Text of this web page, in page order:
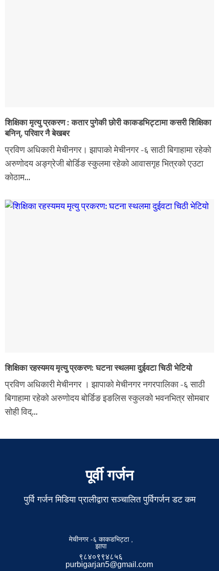
शिक्षिका मृत्यु प्रकरण : कतार पुगेकी छोरी काकडभिट्टामा कसरी शिक्षिका
बनिन्, परिवार नै बेखबर
प्रविण अधिकारी मेचीनगर। झापाको मेचीनगर -६ साठी बिगाहामा रहेको
अरुणोदय अङ्ग्रेजी बोर्डिङ स्कुलमा रहेको आवासगृह भित्रको एउटा
कोठाम...
शिक्षिका रहस्यमय मृत्यु प्रकरण: घटना स्थलमा दुईवटा चिठी भेटियो
प्रविण अधिकारी मेचीनगर । झापाको मेचीनगर नगरपालिका -६ साठी
बिगाहामा रहेको अरुणोदय बोर्डिङ इङलिस स्कुलको भवनभित्र सोमबार
सोही विद्...
पूर्वी गर्जन
पुर्वि गर्जन मिडिया प्रालीद्वारा सञ्चालित पुर्विगर्जन डट कम
मेचीनगर -६ काकडभिट्टा ,
झापा
९८४०९९४८५६
purbigarjan5@gmail.com